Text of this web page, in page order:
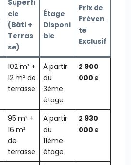
Superfi
cie
(Bâti +
Terras
se)
Étage
Disponi
ble
Prix de
Préven
te
Exclusif
102 m² +
12 m² de
terrasse
À partir
du
3ème
étage
2 900
000 ₪
95 m² +
16 m²
de
terrasse
À partir
du
11ème
étage
2 930
000 ₪